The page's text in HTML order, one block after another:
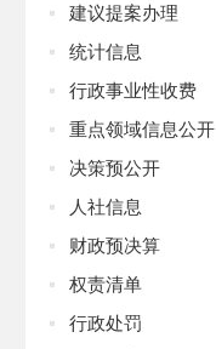
建议提案办理
统计信息
行政事业性收费
重点领域信息公开
决策预公开
人社信息
财政预决算
权责清单
行政处罚